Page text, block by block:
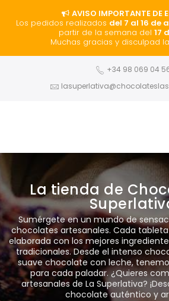
AVISO IMPORTANTE DE
Los pedidos realizados del 7 al 16 de
partir de la semana del 17
Muchas gracias y disculpad
+34 98 069 04
La tienda de
Sumérgete en un mundo de
chocolates artesanales. Cada
elaborada con los mejores
tradicionales. Desde el intenso
suave chocolate con leche,
para cada paladar. ¿Quieres
artesanales de La Superlativa?
chocolate auténtico y